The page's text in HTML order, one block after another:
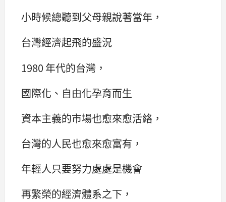
小時候總聽到父母親說著當年，
台灣經濟起飛的盛況
1980 年代的台灣，
國際化、自由化孕育而生
資本主義的市場也愈來愈活絡，
台灣的人民也愈來愈富有，
年輕人只要努力處處是機會
再繁榮的經濟體系之下，